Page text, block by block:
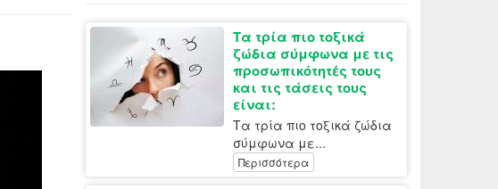
Τα τρία πιο τοξικά
ζώδια σύμφωνα με τις
προσωπικότητές τους
και τις τάσεις τους
είναι:
Τα τρία πιο τοξικά ζώδια
σύμφωνα με...
Περισσότερα